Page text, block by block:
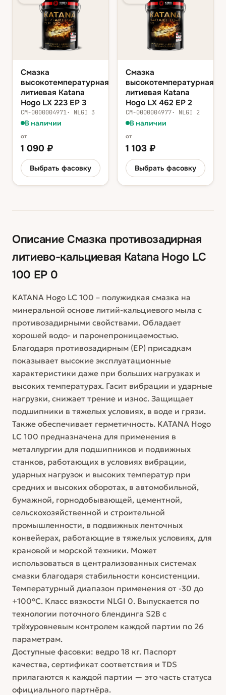
Смазка
высокотемпературная
литиевая Katana
Hogo LX 223 EP 3
СМ-0000004971· NLGI 3
В наличии
от
1 090 ₽
Выбрать фасовку
Смазка
высокотемпературная
литиевая Katana
Hogo LX 462 EP 2
СМ-0000004977· NLGI 2
В наличии
от
1 103 ₽
Выбрать фасовку
Описание Смазка противозадирная
литиево-кальциевая Katana Hogo LC
100 EP 0
KATANA Hogo LC 100 – полужидкая смазка на
минеральной основе литий-кальциевого мыла c
противозадирными свойствами. Обладает
хорошей водо- и паронепроницаемостью.
Благодаря противозадирным (EP) присадкам
показывает высокие эксплуатационные
характеристики даже при больших нагрузках и
высоких температурах. Гасит вибрации и ударные
нагрузки, снижает трение и износ. Защищает
подшипники в тяжелых условиях, в воде и грязи.
Также обеспечивает герметичность. KATANA Hogo
LC 100 предназначена для применения в
металлургии для подшипников и подвижных
станков, работающих в условиях вибрации,
ударных нагрузок и высоких температур при
средних и высоких оборотах, в автомобильной,
бумажной, горнодобывающей, цементной,
сельскохозяйственной и строительной
промышленности, в подвижных ленточных
конвейерах, работающие в тяжелых условиях, для
крановой и морской техники. Может
использоваться в централизованных системах
смазки благодаря стабильности консистенции.
Температурный диапазон применения от -30 до
+100°C. Класс вязкости NLGI 0. Выпускается по
технологии поточного блендинга S2B с
трёхуровневым контролем каждой партии по 26
параметрам.
Доступные фасовки: ведро 18 кг. Паспорт
качества, сертификат соответствия и TDS
прилагаются к каждой партии — это часть статуса
официального партнёра.